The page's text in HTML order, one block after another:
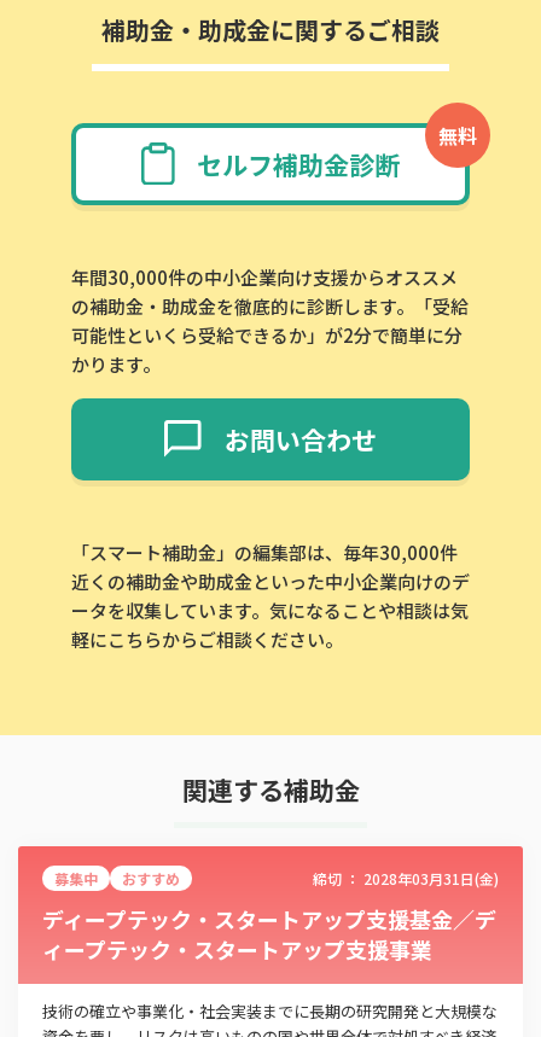
補助金・助成金に関するご相談
無料
セルフ補助金診断
年間30,000件の中小企業向け支援からオススメ
の補助金・助成金を徹底的に診断します。「受給
可能性といくら受給できるか」が2分で簡単に分
かります。
お問い合わせ
「スマート補助金」の編集部は、毎年30,000件
近くの補助金や助成金といった中小企業向けのデ
ータを収集しています。気になることや相談は気
軽にこちらからご相談ください。
関連する補助金
募集中 おすすめ 締切 ： 2028年03月31日(金)
ディープテック・スタートアップ支援基金／デ
ィープテック・スタートアップ支援事業
技術の確立や事業化・社会実装までに長期の研究開発と大規模な